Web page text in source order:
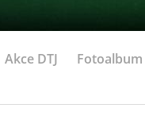
Akce DTJ Fotoalbum